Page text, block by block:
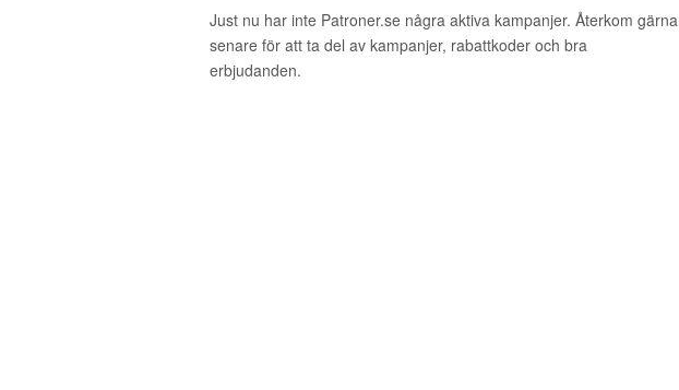
Just nu har inte Patroner.se några aktiva kampanjer. Återkom gärna
senare för att ta del av kampanjer, rabattkoder och bra
erbjudanden.